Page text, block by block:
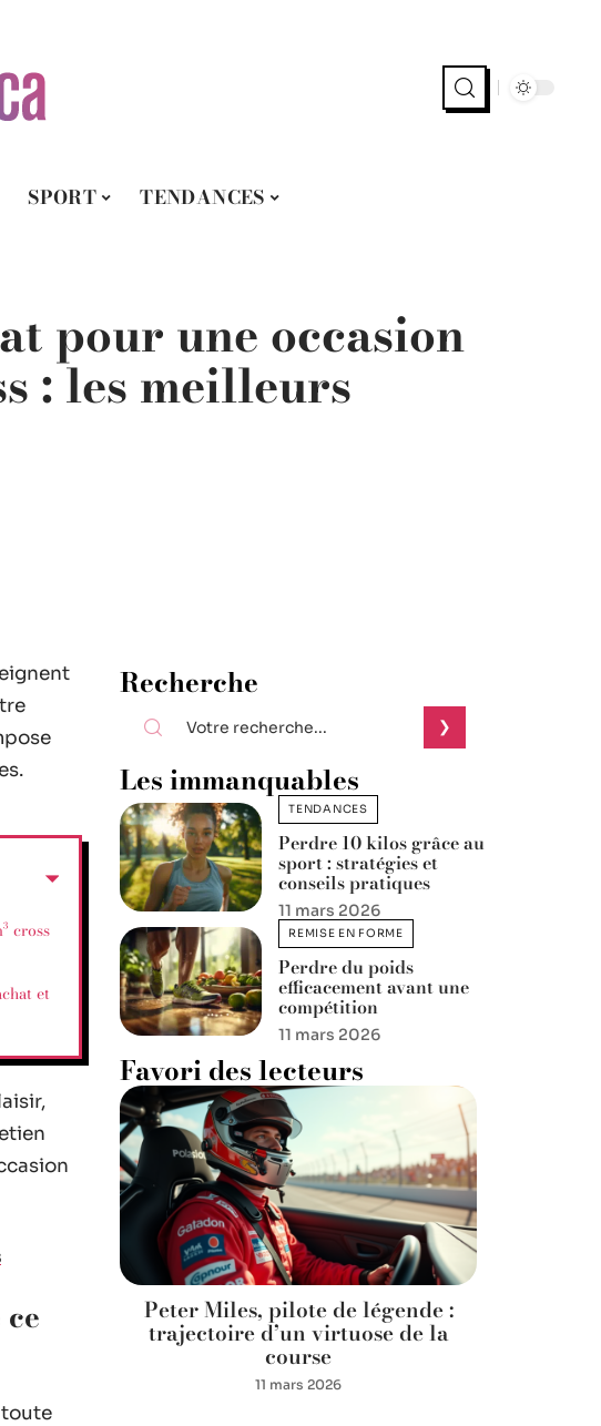
SPORT TENDANCES
pour une occasion
: les meilleurs
cross
et
Recherche
Les immanquables
TENDANCES
Perdre 10 kilos grâce au
sport : stratégies et
conseils pratiques
11 mars 2026
REMISE EN FORME
Perdre du poids
efficacement avant une
compétition
11 mars 2026
Favori des lecteurs
Peter Miles, pilote de légende :
trajectoire d’un virtuose de la
course
11 mars 2026